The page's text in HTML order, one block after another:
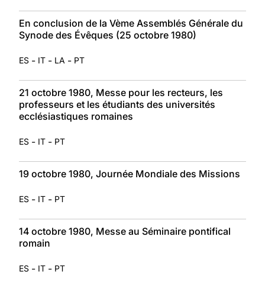
En conclusion de la Vème Assemblés Générale du
Synode des Évêques (25 octobre 1980)
ES - IT - LA - PT
21 octobre 1980, Messe pour les recteurs, les
professeurs et les étudiants des universités
ecclésiastiques romaines
ES - IT - PT
19 octobre 1980, Journée Mondiale des Missions
ES - IT - PT
14 octobre 1980, Messe au Séminaire pontifical
romain
ES - IT - PT